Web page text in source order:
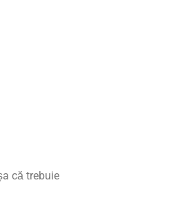
că trebuie